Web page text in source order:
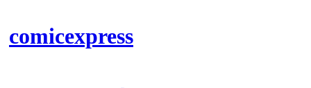
comicexpress